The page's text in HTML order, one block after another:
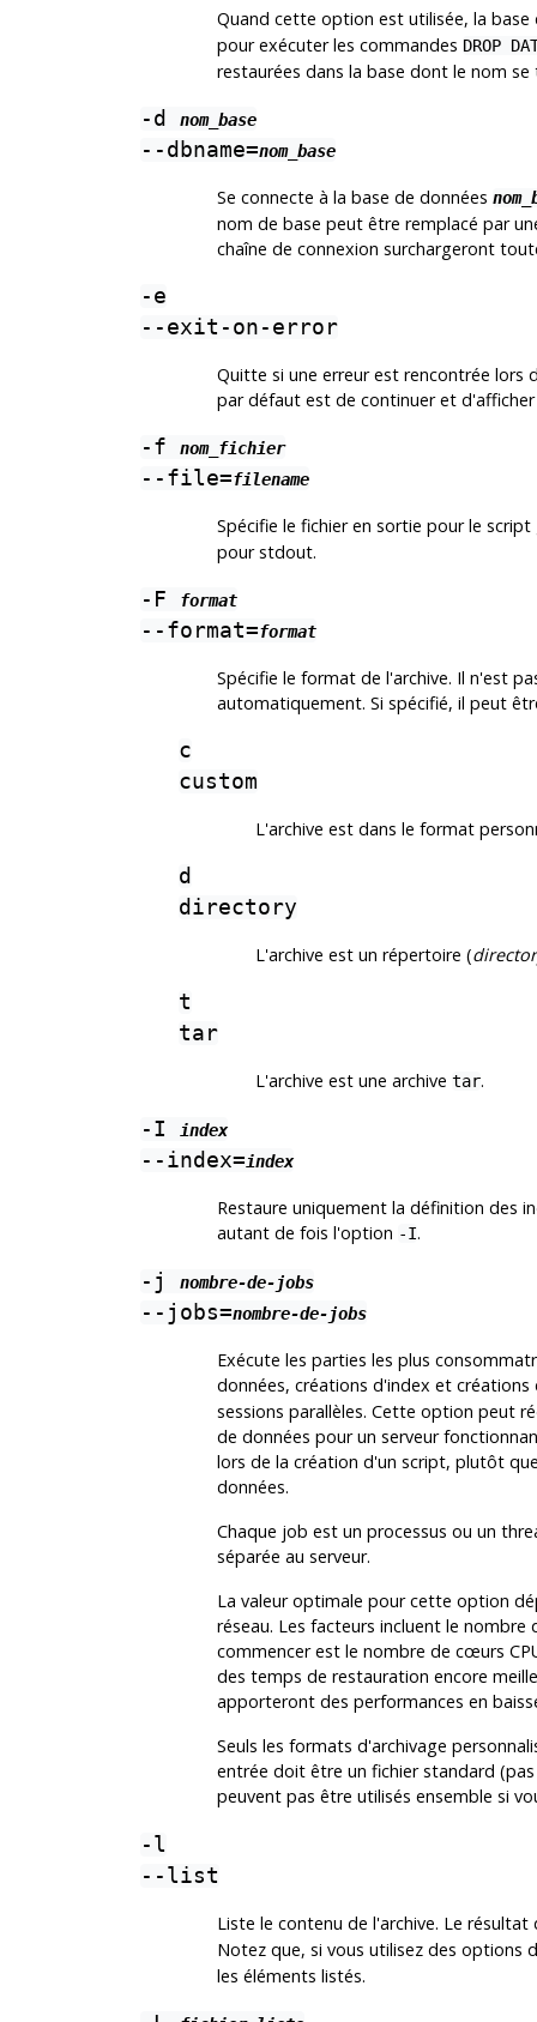
Quand cette option est utilisée, la
pour exécuter les commandes DROP
restaurées dans la base dont le nom se
-d nom_base
--dbname=nom_base
Se connecte à la base de données
nom de base peut être remplacé par
chaîne de connexion surchargeront
-e
--exit-on-error
Quitte si une erreur est rencontrée lors
par défaut est de continuer et
-f nom_fichier
--file=filename
Spécifie le fichier en sortie pour le
pourstdout.
-F format
--format=format
Spécifie le format de l'archive. Il n'est
automatiquement. Si spécifié, il peut
c
custom
L'archive est dans le format
d
directory
L'archive est un répertoire (
t
tar
L'archive est une archive tar.
-I index
--index=index
Restaure uniquement la définition des
autant de fois l'option -I.
-j nombre-de-jobs
--jobs=nombre-de-jobs
Exécute les parties les plus
données, créations d'index et
sessions parallèles. Cette option peut
de données pour un serveur
lors de la création d'un script, plutôt
données.
Chaque job est un processus ou un
séparée au serveur.
La valeur optimale pour cette option
réseau. Les facteurs incluent le
commencer est le nombre de cœurs
des temps de restauration encore
apporteront des performances en
Seuls les formats d'archivage
entrée doit être un fichier standard
peuvent pas être utilisés ensemble si
-l
--list
Liste le contenu de l'archive. Le
Notez que, si vous utilisez des options
les éléments listés.